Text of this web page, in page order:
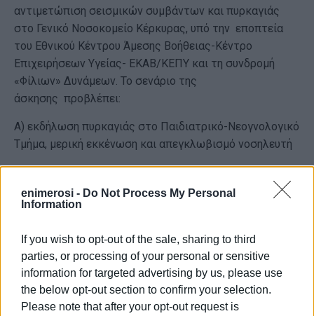
enimerosi - Do Not Process My Personal
Information
If you wish to opt-out of the sale, sharing to third
parties, or processing of your personal or sensitive
information for targeted advertising by us, please use
the below opt-out section to confirm your selection.
Please note that after your opt-out request is
αντιμετώπιση σεισμικών συμβάντων και πυρκαγιάς
στο Γενικό Νοσοκομείο Κέρκυρας, υπό την εποπτεία
του Εθνικού Κέντρου Άμεσης Βοήθειας-Κέντρο
Επιχειρήσεων Υγείας- ΕΚΑΒ/ΚΕΠΥ και τη συνδρομή
«Φίλιων» Δυνάμεων. Το σενάριο της
άσκησης προβλέπει:
Α) εκδήλωση πυρκαγιάς στο Παιδιατρικό-Νεογνολογικό
Τμήμα, μερική εκκένωση και απεγκλωβισμό νοσηλευτή
Β) Εκκένωση Τμήματος Επειγόντων Περιστατικών
Γ) Ανάπτυξη Υπαίθριας Διαλογής στον περίβολο του
Δ) μεταφορά ασθενών από το Παιδιατρικό-
Νεογνολογικό Τμήμα και το Τμήμα Επειγόντων
Περιστατικών προς την Υπαίθρια Διαλογή.
ΦΩΤΟ@ΕΝΗΜΕΡΩΣΗ ΑΡΧΕΙΟ